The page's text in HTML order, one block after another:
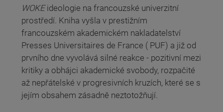
WOKEideologie na francouzské univerzitní
prostředí. Kniha vyšla v prestižním
francouzském akademickém nakladatelství
Presses Universitaires de France ( PUF) a již od
prvního dne vyvolává silné reakce - pozitivní mezi
kritiky a obhájci akademické svobody, rozpačité
až nepřátelské v progresivních kruzích, které se s
jejím obsahem zásadně neztotožňují.